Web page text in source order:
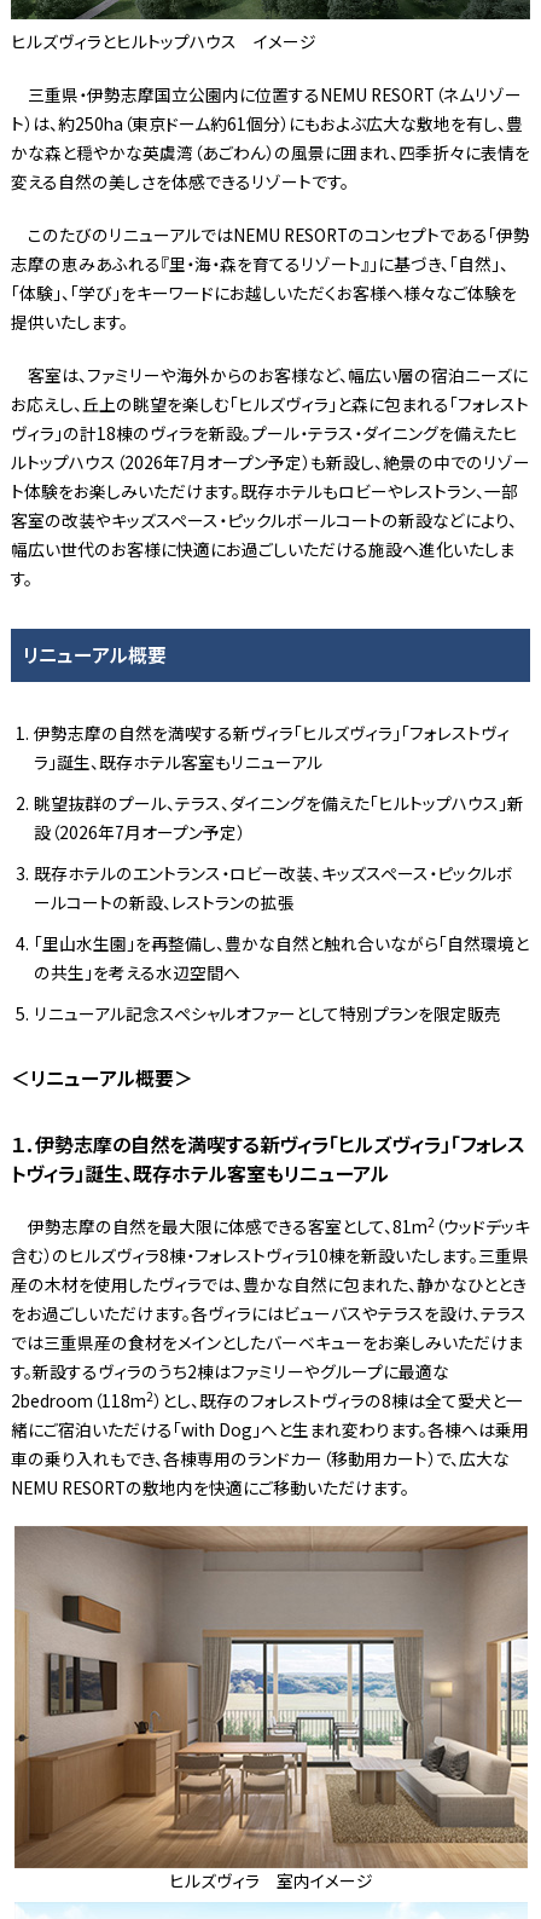
ヒルズヴィラとヒルトップハウス イメージ
三重県・伊勢志摩国立公園内に位置するNEMU RESORT（ネムリゾー
ト）は、約250ha（東京ドーム約61個分）にもおよぶ広大な敷地を有し、豊
かな森と穏やかな英虞湾（あごわん）の風景に囲まれ、四季折々に表情を
変える自然の美しさを体感できるリゾートです。
このたびのリニューアルではNEMU RESORTのコンセプトである「伊勢
志摩の恵みあふれる『里・海・森を育てるリゾート』」に基づき、「自然」、
「体験」、「学び」をキーワードにお越しいただくお客様へ様々なご体験を
提供いたします。
客室は、ファミリーや海外からのお客様など、幅広い層の宿泊ニーズに
お応えし、丘上の眺望を楽しむ「ヒルズヴィラ」と森に包まれる「フォレスト
ヴィラ」の計18棟のヴィラを新設。プール・テラス・ダイニングを備えたヒ
ルトップハウス（2026年7月オープン予定）も新設し、絶景の中でのリゾー
ト体験をお楽しみいただけます。既存ホテルもロビーやレストラン、一部
客室の改装やキッズスペース・ピックルボールコートの新設などにより、
幅広い世代のお客様に快適にお過ごしいただける施設へ進化いたしま
す。
リニューアル概要
伊勢志摩の自然を満喫する新ヴィラ「ヒルズヴィラ」「フォレストヴィ
ラ」誕生、既存ホテル客室もリニューアル
眺望抜群のプール、テラス、ダイニングを備えた「ヒルトップハウス」新
設（2026年7月オープン予定）
既存ホテルのエントランス・ロビー改装、キッズスペース・ピックルボ
ールコートの新設、レストランの拡張
「里山水生園」を再整備し、豊かな自然と触れ合いながら「自然環境と
の共生」を考える水辺空間へ
リニューアル記念スペシャルオファーとして特別プランを限定販売
＜リニューアル概要＞
１．伊勢志摩の自然を満喫する新ヴィラ「ヒルズヴィラ」「フォレス
トヴィラ」誕生、既存ホテル客室もリニューアル
伊勢志摩の自然を最大限に体感できる客室として、81m2（ウッドデッキ
含む）のヒルズヴィラ8棟・フォレストヴィラ10棟を新設いたします。三重県
産の木材を使用したヴィラでは、豊かな自然に包まれた、静かなひととき
をお過ごしいただけます。各ヴィラにはビューバスやテラスを設け、テラス
では三重県産の食材をメインとしたバーベキューをお楽しみいただけま
す。新設するヴィラのうち2棟はファミリーやグループに最適な
2bedroom（118m2）とし、既存のフォレストヴィラの8棟は全て愛犬と一
緒にご宿泊いただける「with Dog」へと生まれ変わります。各棟へは乗用
車の乗り入れもでき、各棟専用のランドカー（移動用カート）で、広大な
NEMU RESORTの敷地内を快適にご移動いただけます。
ヒルズヴィラ 室内イメージ